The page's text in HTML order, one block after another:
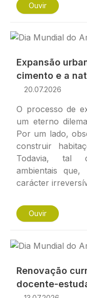
Ouvir
Imagem
Expansão
cimento e a
20.07.2026
O processo de
um eterno
Por um lado,
construir
Todavia, tal
ambientais que,
carácter
Ouvir
Imagem
Renovação
docente-